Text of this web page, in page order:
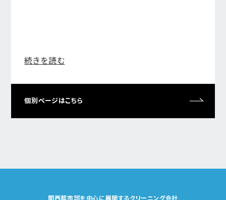
続きを読む
個別ページはこちら
関西都市部を中心に展開するクリーニング会社